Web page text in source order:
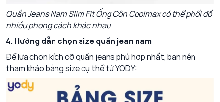
Quần Jeans Nam Slim Fit Ống Côn Coolmax có thể phối đồ
nhiều phong cách khác nhau
4. Hướng dẫn chọn size quần jean nam
Để lựa chọn kích cỡ quần jeans phù hợp nhất, bạn nên
tham khảo bảng size cụ thể từ YODY: